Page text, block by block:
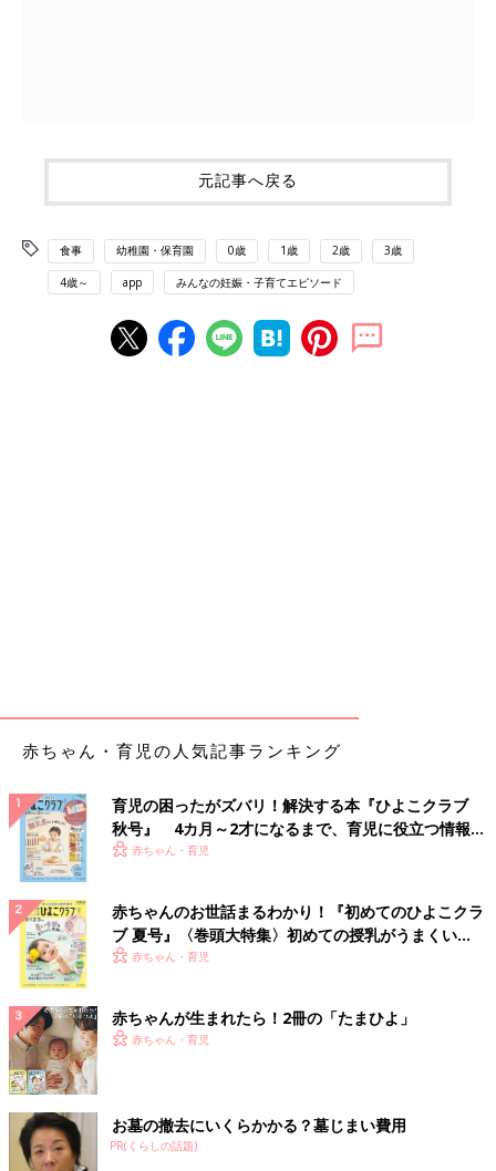
元記事へ戻る
食事 幼稚園・保育園 0歳 1歳 2歳 3歳
4歳～ app みんなの妊娠・子育てエピソード
赤ちゃん・育児の人気記事ランキング
育児の困ったがズバリ！解決する本『ひよこクラブ
秋号』 4カ月～2才になるまで、育児に役立つ情報が
いっぱい！
赤ちゃん・育児
赤ちゃんのお世話まるわかり！『初めてのひよこクラ
ブ 夏号』〈巻頭大特集〉初めての授乳がうまくい
く！ おっぱい・ミルクの基本と夏のトラブル 解決テ
赤ちゃん・育児
赤ちゃんが生まれたら！2冊の「たまひよ」
赤ちゃん・育児
お墓の撤去にいくらかかる？墓じまい費用
PR(くらしの話題)